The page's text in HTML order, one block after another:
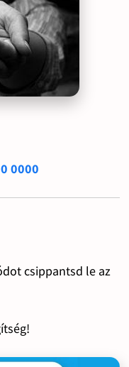
0000
csippantsd le az